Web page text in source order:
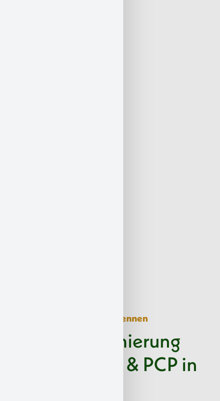
Gefährliche Altlasten erkennen
Schadstoffsanierung
bei PCB, PAK & PCP in